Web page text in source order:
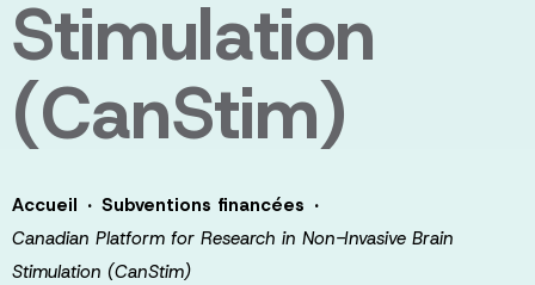
Stimulation
(CanStim)
Accueil · Subventions financées ·
Canadian Platform for Research in Non-Invasive Brain
Stimulation (CanStim)